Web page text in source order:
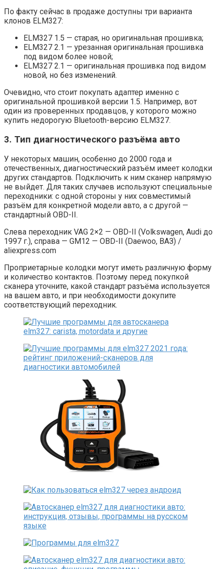
По факту сейчас в продаже доступны три варианта
клонов ELM327:
ELM327 1.5 — старая, но оригинальная прошивка;
ELM327 2.1 — урезанная оригинальная прошивка
под видом более новой;
ELM327 2.1 — оригинальная прошивка под видом
новой, но без изменений.
Очевидно, что стоит покупать адаптер именно с
оригинальной прошивкой версии 1.5. Например, вот
один из проверенных продавцов, у которого можно
купить недорогую Bluetooth-версию ELM327.
3. Тип диагностического разъёма авто
У некоторых машин, особенно до 2000 года и
отечественных, диагностический разъём имеет колодки
других стандартов. Подключить к ним сканер напрямую
не выйдет. Для таких случаев используют специальные
переходники: с одной стороны у них совместимый
разъём для конкретной модели авто, а с другой —
стандартный OBD-II.
Слева переходник VAG 2×2 — OBD-II (Volkswagen, Audi до
1997 г.), справа — GM12 — OBD-II (Daewoo, ВАЗ) /
aliexpress.com
Проприетарные колодки могут иметь различную форму
и количество контактов. Поэтому перед покупкой
сканера уточните, какой стандарт разъёма используется
на вашем авто, и при необходимости докупите
соответствующий переходник.